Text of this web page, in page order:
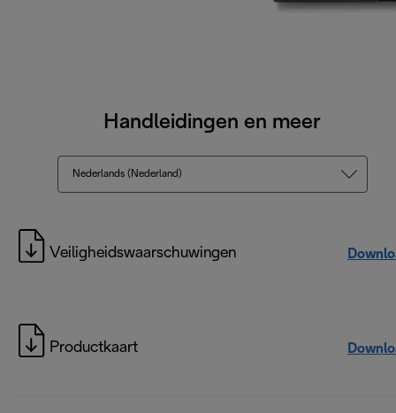
Handleidingen en meer
Nederlands (Nederland)
Veiligheidswaarschuwingen
Productkaart